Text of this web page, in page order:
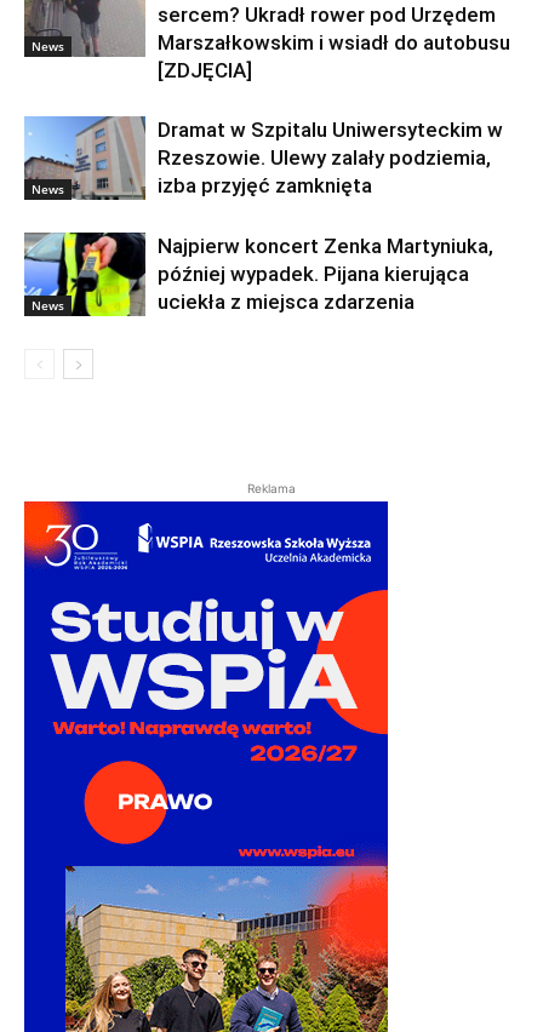
News
sercem? Ukradł rower pod Urzędem
Marszałkowskim i wsiadł do autobusu
[ZDJĘCIA]
News
Dramat w Szpitalu Uniwersyteckim w
Rzeszowie. Ulewy zalały podziemia,
izba przyjęć zamknięta
News
Najpierw koncert Zenka Martyniuka,
później wypadek. Pijana kierująca
uciekła z miejsca zdarzenia
Reklama